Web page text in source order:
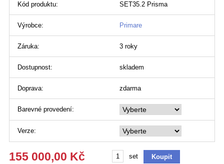
Kód produktu: SET35.2 Prisma
Výrobce: Primare
Záruka: 3 roky
Dostupnost: skladem
Doprava: zdarma
Barevné provedení:
Verze:
155 000,00 Kč set